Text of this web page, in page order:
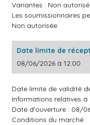
Variantes : Non
Les soumissionnaires
Non autorisée
Date limite de
08/06/2026 à 12:00
Date limite de validité
Informations relatives
Date d'ouverture : 08/
Conditions du marché :